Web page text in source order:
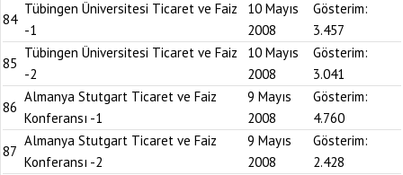
84
Tübingen Üniversitesi Ticaret ve Faiz
-1
10 Mayıs
2008
Gösterim:
3.457
85
Tübingen Üniversitesi Ticaret ve Faiz
-2
10 Mayıs
2008
Gösterim:
3.041
86
Almanya Stutgart Ticaret ve Faiz
Konferansı -1
9 Mayıs
2008
Gösterim:
4.760
87
Almanya Stutgart Ticaret ve Faiz
Konferansı -2
9 Mayıs
2008
Gösterim:
2.428